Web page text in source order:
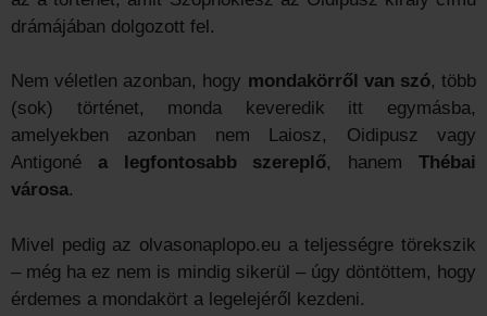
drámájában dolgozott fel.
Nem véletlen azonban, hogy mondakörről van szó, több
(sok) történet, monda keveredik itt egymásba,
amelyekben azonban nem Laiosz, Oidipusz vagy
Antigoné a legfontosabb szereplő, hanemThébai
városa.
Mivel pedig az olvasonaplopo.eu a teljességre törekszik
– még ha ez nem is mindig sikerül – úgy döntöttem, hogy
érdemes a mondakört a legelejéről kezdeni.